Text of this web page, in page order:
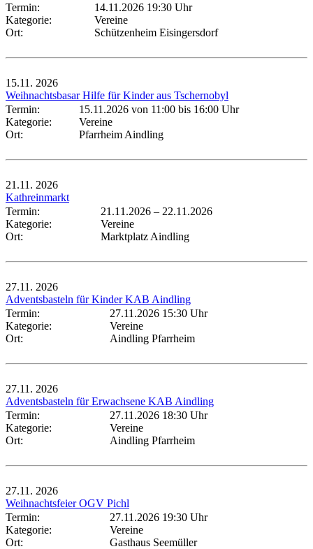
Termin:
14.11.2026 19:30 Uhr
Kategorie:
Vereine
Ort:
Schützenheim Eisingersdorf
15.11. 2026
Weihnachtsbasar Hilfe für Kinder aus Tschernobyl
Termin:
15.11.2026 von 11:00 bis 16:00 Uhr
Kategorie:
Vereine
Ort:
Pfarrheim Aindling
21.11. 2026
Kathreinmarkt
Termin:
21.11.2026 – 22.11.2026
Kategorie:
Vereine
Ort:
Marktplatz Aindling
27.11. 2026
Adventsbasteln für Kinder KAB Aindling
Termin:
27.11.2026 15:30 Uhr
Kategorie:
Vereine
Ort:
Aindling Pfarrheim
27.11. 2026
Adventsbasteln für Erwachsene KAB Aindling
Termin:
27.11.2026 18:30 Uhr
Kategorie:
Vereine
Ort:
Aindling Pfarrheim
27.11. 2026
Weihnachtsfeier OGV Pichl
Termin:
27.11.2026 19:30 Uhr
Kategorie:
Vereine
Ort:
Gasthaus Seemüller